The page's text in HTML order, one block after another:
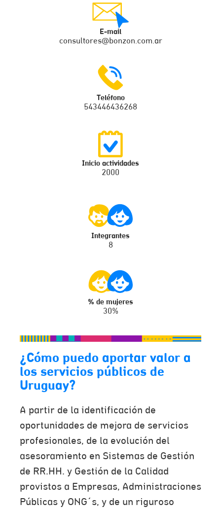
E-mail
consultores@bonzon.com.ar
Teléfono
543446436268
Inicio actividades
2000
Integrantes
8
% de mujeres
30%
¿Cómo puedo aportar valor a
los servicios públicos de
Uruguay?
A partir de la identificación de
oportunidades de mejora de servicios
profesionales, de la evolución del
asesoramiento en Sistemas de Gestión
de RR.HH. y Gestión de la Calidad
provistos a Empresas, Administraciones
Públicas y ONG´s, y de un riguroso